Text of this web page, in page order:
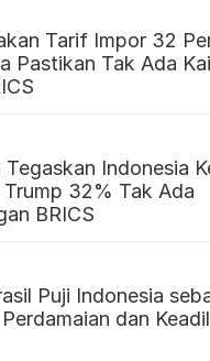
Tarif Impor 32
Pastikan Tak Ada
Tegaskan Indonesia
32% Tak Ada
BRICS
Puji Indonesia
dan